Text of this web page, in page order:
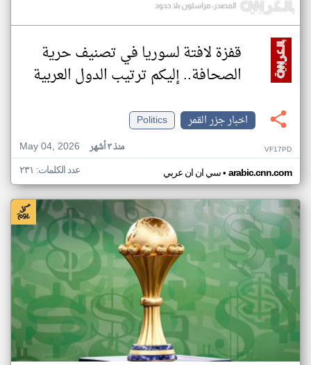
قفزة لافتة لسوريا في تصنيف حرية
الصحافة.. إليكم ترتيب الدول العربية
اخبار جزر القمر
Politics
May 04, 2026
منذ ٣ أشهر VF17PD
سي ان ان عربي• arabic.cnn.com عدد الكلمات: ٢٣١